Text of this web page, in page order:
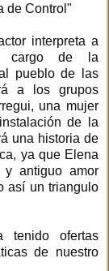
de Control"
interpreta a
cargo de la
pueblo de las
a los grupos
una mujer
de la
una historia de
ya que Elena
y antiguo amor
así un triangulo
tenido ofertas
de nuestro